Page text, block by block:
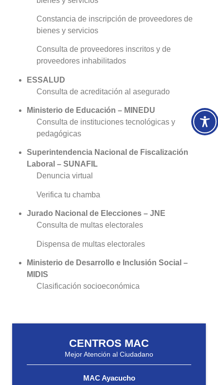
Constancia de inscripción de proveedores de
bienes y servicios
Consulta de proveedores inscritos y de
proveedores inhabilitados
ESSALUD
Consulta de acreditación al asegurado
Ministerio de Educación – MINEDU
Consulta de instituciones tecnológicas y
pedagógicas
Superintendencia Nacional de Fiscalización
Laboral – SUNAFIL
Denuncia virtual
Verifica tu chamba
Jurado Nacional de Elecciones – JNE
Consulta de multas electorales
Dispensa de multas electorales
Ministerio de Desarrollo e Inclusión Social –
MIDIS
Clasificación socioeconómica
CENTROS MAC
Mejor Atención al Ciudadano
MAC Ayacucho